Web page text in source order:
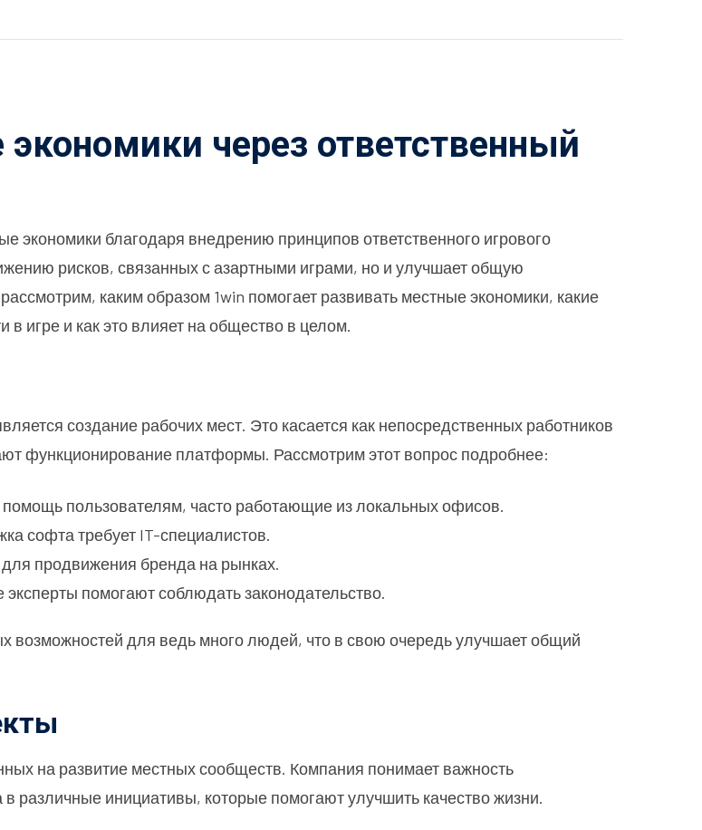
через ответственный
экономики благодаря внедрению принципов ответственного игрового
рисков, связанных с азартными играми, но и улучшает общую
каким образом 1win помогает развивать местные экономики, какие
игре и как это влияет на общество в целом.
создание рабочих мест. Это касается как непосредственных работников
функционирование платформы. Рассмотрим этот вопрос подробнее:
пользователям, часто работающие из локальных офисов.
софта требует IT-специалистов.
продвижения бренда на рынках.
эксперты помогают соблюдать законодательство.
возможностей для ведь много людей, что в свою очередь улучшает общий
на развитие местных сообществ. Компания понимает важность
различные инициативы, которые помогают улучшить качество жизни.